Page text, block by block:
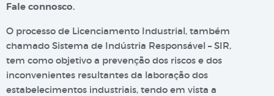
Fale connosco.
O processo de Licenciamento Industrial, também
chamado Sistema de Indústria Responsável – SIR,
tem como objetivo a prevenção dos riscos e dos
inconvenientes resultantes da laboração dos
estabelecimentos industriais, tendo em vista a